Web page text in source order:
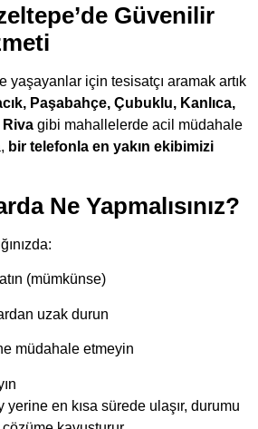
Güvenilir
yaşayanlar için tesisatçı aramak artık
Paşabahçe, Çubuklu, Kanlıca,
gibi mahallelerde acil müdahale
bir telefonla en yakın ekibimizi
Ne Yapmalısınız?
(mümkünse)
uzak durun
müdahale etmeyin
yerine en kısa sürede ulaşır, durumu